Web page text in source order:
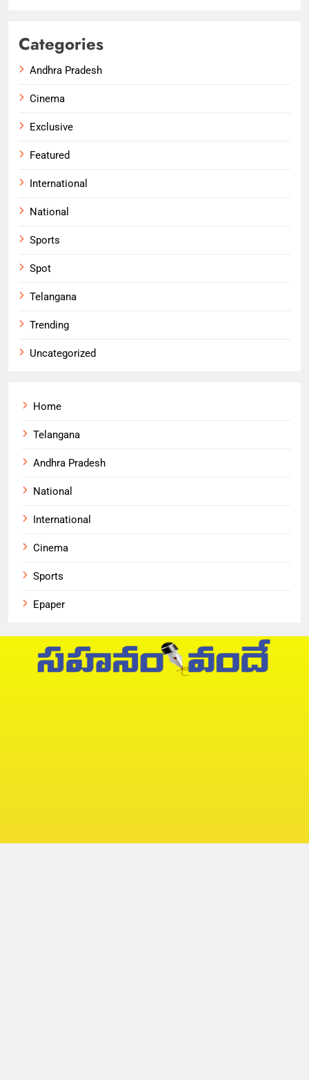
Categories
Andhra Pradesh
Cinema
Exclusive
Featured
International
National
Sports
Spot
Telangana
Trending
Uncategorized
Home
Telangana
Andhra Pradesh
National
International
Cinema
Sports
Epaper